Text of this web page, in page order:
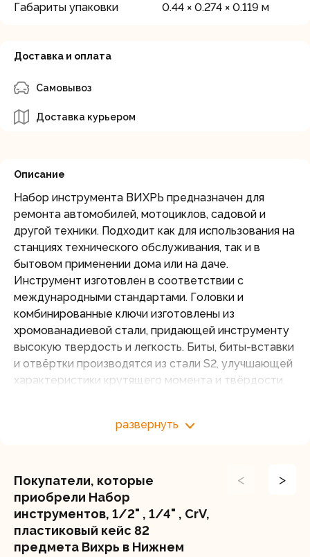
Габариты упаковки
0.44 × 0.274 × 0.119 м
Доставка и оплата
Самовывоз
Доставка курьером
Описание
Набор инструмента ВИХРЬ предназначен для
ремонта автомобилей, мотоциклов, садовой и
другой техники. Подходит как для использования на
станциях технического обслуживания, так и в
бытовом применении дома или на даче.
Инструмент изготовлен в соответствии с
международными стандартами. Головки и
комбинированные ключи изготовлены из
хромованадиевой стали, придающей инструменту
высокую твердость и легкость. Биты, биты-вставки
и отвёртки производятся из стали S2, улучшающей
характеристики крутящего момента и твёрдости.
металлическими застёжками.
Ключ трещоточный: 1/4", 1/2"
Головки торцевые 1/2": 14 ,15, 16, 17, 18, 19, 20, 22,
24, 27, 30, 32 мм
Головки торцевые 1/4": 4, 4.5, 5, 5.5, 6, 7, 8, 9, 10, 11,
12, 13, 14 мм
развернуть
Покупатели, которые
приобрели Набор
инструментов, 1/2" , 1/4" , CrV,
пластиковый кейс 82
предмета Вихрь в Нижнем
< >